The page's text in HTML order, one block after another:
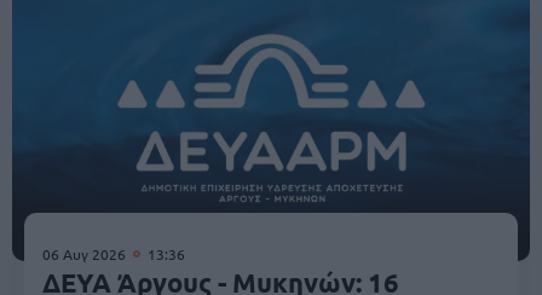
06 Αυγ 2026 13:36
ΔΕΥΑ Άργους - Μυκηνών: 16